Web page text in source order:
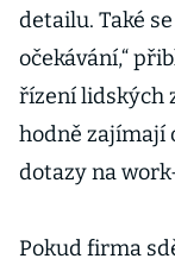
detailu. Také
očekávání,“
řízení lidských
hodně zajímají
dotazy na
Pokud firma